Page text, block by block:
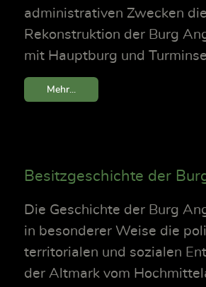
administrativen Zwecken
Rekonstruktion der Burg
mit Hauptburg und Turminsel
Mehr...
Besitzgeschichte der
Die Geschichte der Burg
in besonderer Weise die
territorialen und sozialen
der Altmark vom